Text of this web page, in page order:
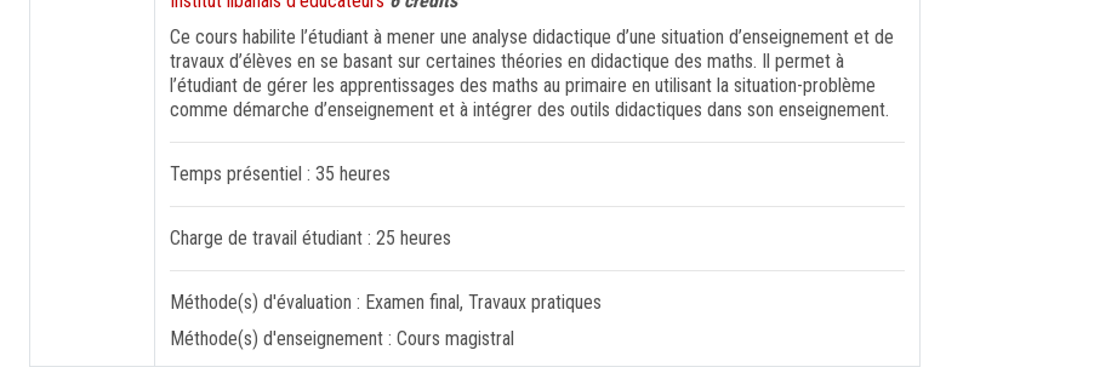
Ce cours habilite l’étudiant à mener une analyse didactique d’une situation d’enseignement et de
travaux d’élèves en se basant sur certaines théories en didactique des maths. Il permet à
l’étudiant de gérer les apprentissages des maths au primaire en utilisant la situation-problème
comme démarche d’enseignement et à intégrer des outils didactiques dans son enseignement.
Temps présentiel : 35 heures
Charge de travail étudiant : 25 heures
Méthode(s) d'évaluation : Examen final, Travaux pratiques
Méthode(s) d'enseignement : Cours magistral